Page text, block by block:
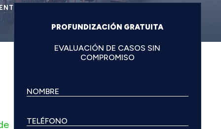
DE COCHE
PROFUNDIZACIÓN GRATUITA
EVALUACIÓN DE CASOS SIN
COMPROMISO